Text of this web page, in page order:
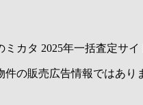
カタ 2025年一括査定サ
件の販売広告情報ではあり